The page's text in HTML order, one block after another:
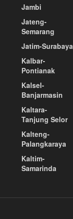
Jambi
Jateng-
Semarang
Jatim-Surabaya
Kalbar-
Pontianak
Kalsel-
Banjarmasin
Kaltara-
Tanjung Selor
Kalteng-
Palangkaraya
Kaltim-
Samarinda